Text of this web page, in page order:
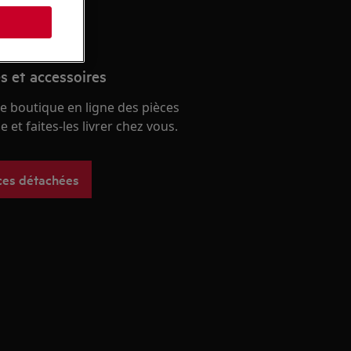
et accessoires
boutique en ligne des pièces
et faites-les livrer chez vous.
détachées